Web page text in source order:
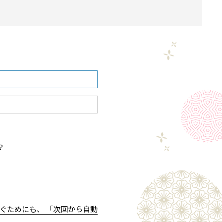
ためにも、 「次回から自動